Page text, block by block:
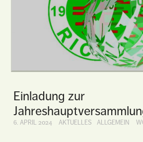
Einladung zur
6. APRIL 2024 AKTUELLES ALLGEMEIN